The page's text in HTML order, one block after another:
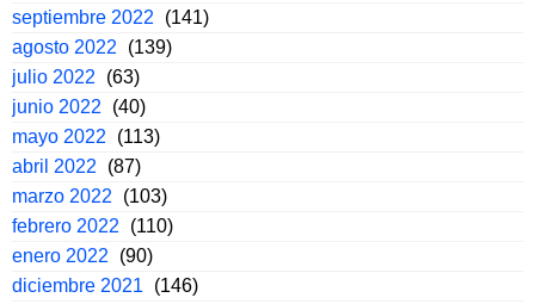
septiembre 2022
(141)
agosto 2022
(139)
julio 2022
(63)
junio 2022
(40)
mayo 2022
(113)
abril 2022
(87)
marzo 2022
(103)
febrero 2022
(110)
enero 2022
(90)
diciembre 2021
(146)